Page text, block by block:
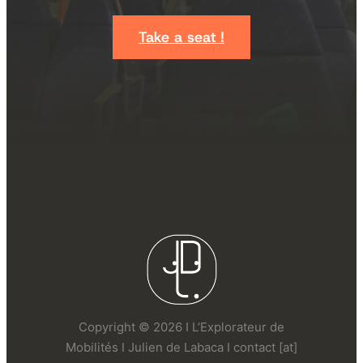
Take a seat !
Copyright © 2026 I L’Explorateur de
Mobilités I Julien de Labaca I contact [at]